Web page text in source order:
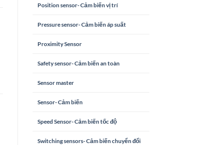
Position sensor- Cảm biến vị trí
Pressure sensor- Cảm biến áp suất
Proximity Sensor
Safety sensor- Cảm biến an toàn
Sensor master
Sensor- Cảm biến
Speed Sensor- Cảm biến tốc độ
Switching sensors- Cảm biến chuyển đổi